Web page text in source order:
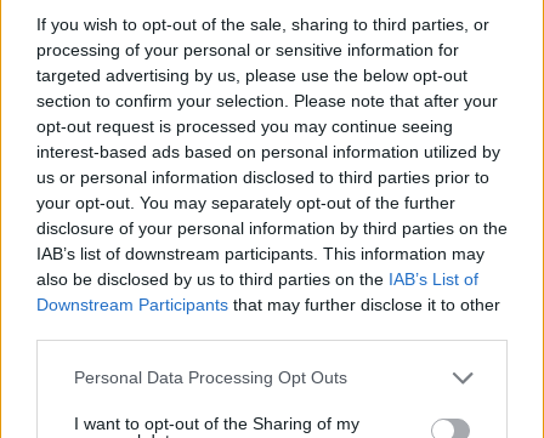
If you wish to opt-out of the sale, sharing to third parties, or
processing of your personal or sensitive information for
targeted advertising by us, please use the below opt-out
section to confirm your selection. Please note that after your
opt-out request is processed you may continue seeing
interest-based ads based on personal information utilized by
us or personal information disclosed to third parties prior to
your opt-out. You may separately opt-out of the further
disclosure of your personal information by third parties on the
IAB’s list of downstream participants. This information may
also be disclosed by us to third parties on the IAB’s List of
Downstream Participants that may further disclose it to other
Please note that this website/app uses one or more Google
not limited to your visit or usage behaviour. You may click to
Personal Data Processing Opt Outs
I want to opt-out of the Sharing of my
Games
Cut The Rope Northern Heights Candy